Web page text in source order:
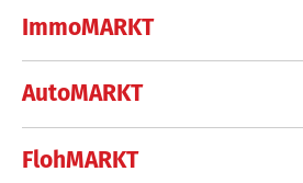
ImmoMARKT
AutoMARKT
FlohMARKT